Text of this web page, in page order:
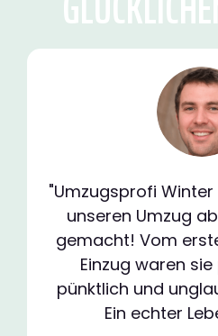
"Umzugsprofi
unseren Umzug
gemacht! Vom
Einzug waren
pünktlich und
Ein echter